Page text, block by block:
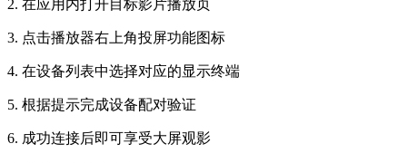
2. 在应用内打开目标影片播放页
3. 点击播放器右上角投屏功能图标
4. 在设备列表中选择对应的显示终端
5. 根据提示完成设备配对验证
6. 成功连接后即可享受大屏观影